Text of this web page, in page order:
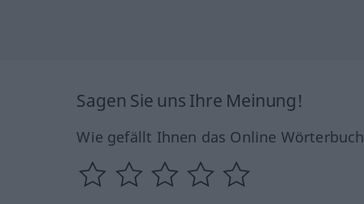
Sagen Sie uns Ihre Meinung!
Wie gefällt Ihnen das Online